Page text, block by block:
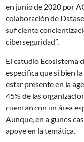
en junio de 2020 por
colaboración de
suficiente
ciberseguridad”.
El estudio Ecosistema
especifica que si bien
estar presente en la
45% de las
cuentan con un área
Aunque, en algunos
apoye en la temática.